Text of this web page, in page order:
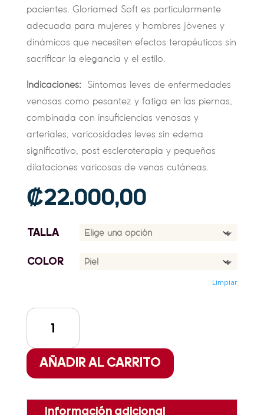
pacientes. Gloriamed Soft es particularmente
adecuada para mujeres y hombres jóvenes y
dinámicos que necesiten efectos terapéuticos sin
sacrificar la elegancia y el estilo.
Indicaciones: Síntomas leves de enfermedades
venosas como pesantez y fatiga en las piernas,
combinada con insuficiencias venosas y
arteriales, varicosidades leves sin edema
significativo, post escleroterapia y pequeñas
dilataciones varicosas de venas cutáneas.
₡22.000,00
TALLA
COLOR
Limpiar
MEDIA
TERAPÉUTICA
20-
30
MMHG
SOFT
HASTA
AÑADIR AL CARRITO
Información adicional